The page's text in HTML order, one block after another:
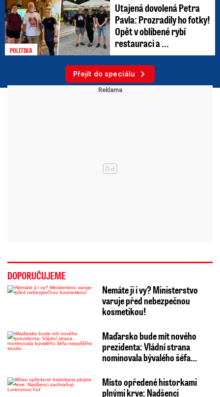
POLITIKA
Utajená dovolená Petra
Pavla: Prozradily ho fotky!
Opět v oblíbené rybí
restauraci a ...
Přejít do speciálu
DOPORUČUJEME
Nemáte ji i vy? Ministerstvo
varuje před nebezpečnou
kosmetikou!
Maďarsko bude mít nového
prezidenta: Vládní strana
nominovala bývalého šéfa…
Místo opředené historkami
plnými krve: Nadšenci